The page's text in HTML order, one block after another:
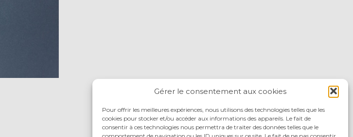
Gérer le consentement aux cookies
Pour offrir les meilleures expériences, nous utilisons des technologies telles que les
cookies pour stocker et/ou accéder aux informations des appareils. Le fait de
consentir à ces technologies nous permettra de traiter des données telles que le